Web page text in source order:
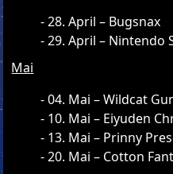
28. April – Bugsnax
29. April – Nintendo
Mai
04. Mai – Wildcat
10. Mai – Eiyuden
13. Mai – Prinny
20. Mai – Cotton